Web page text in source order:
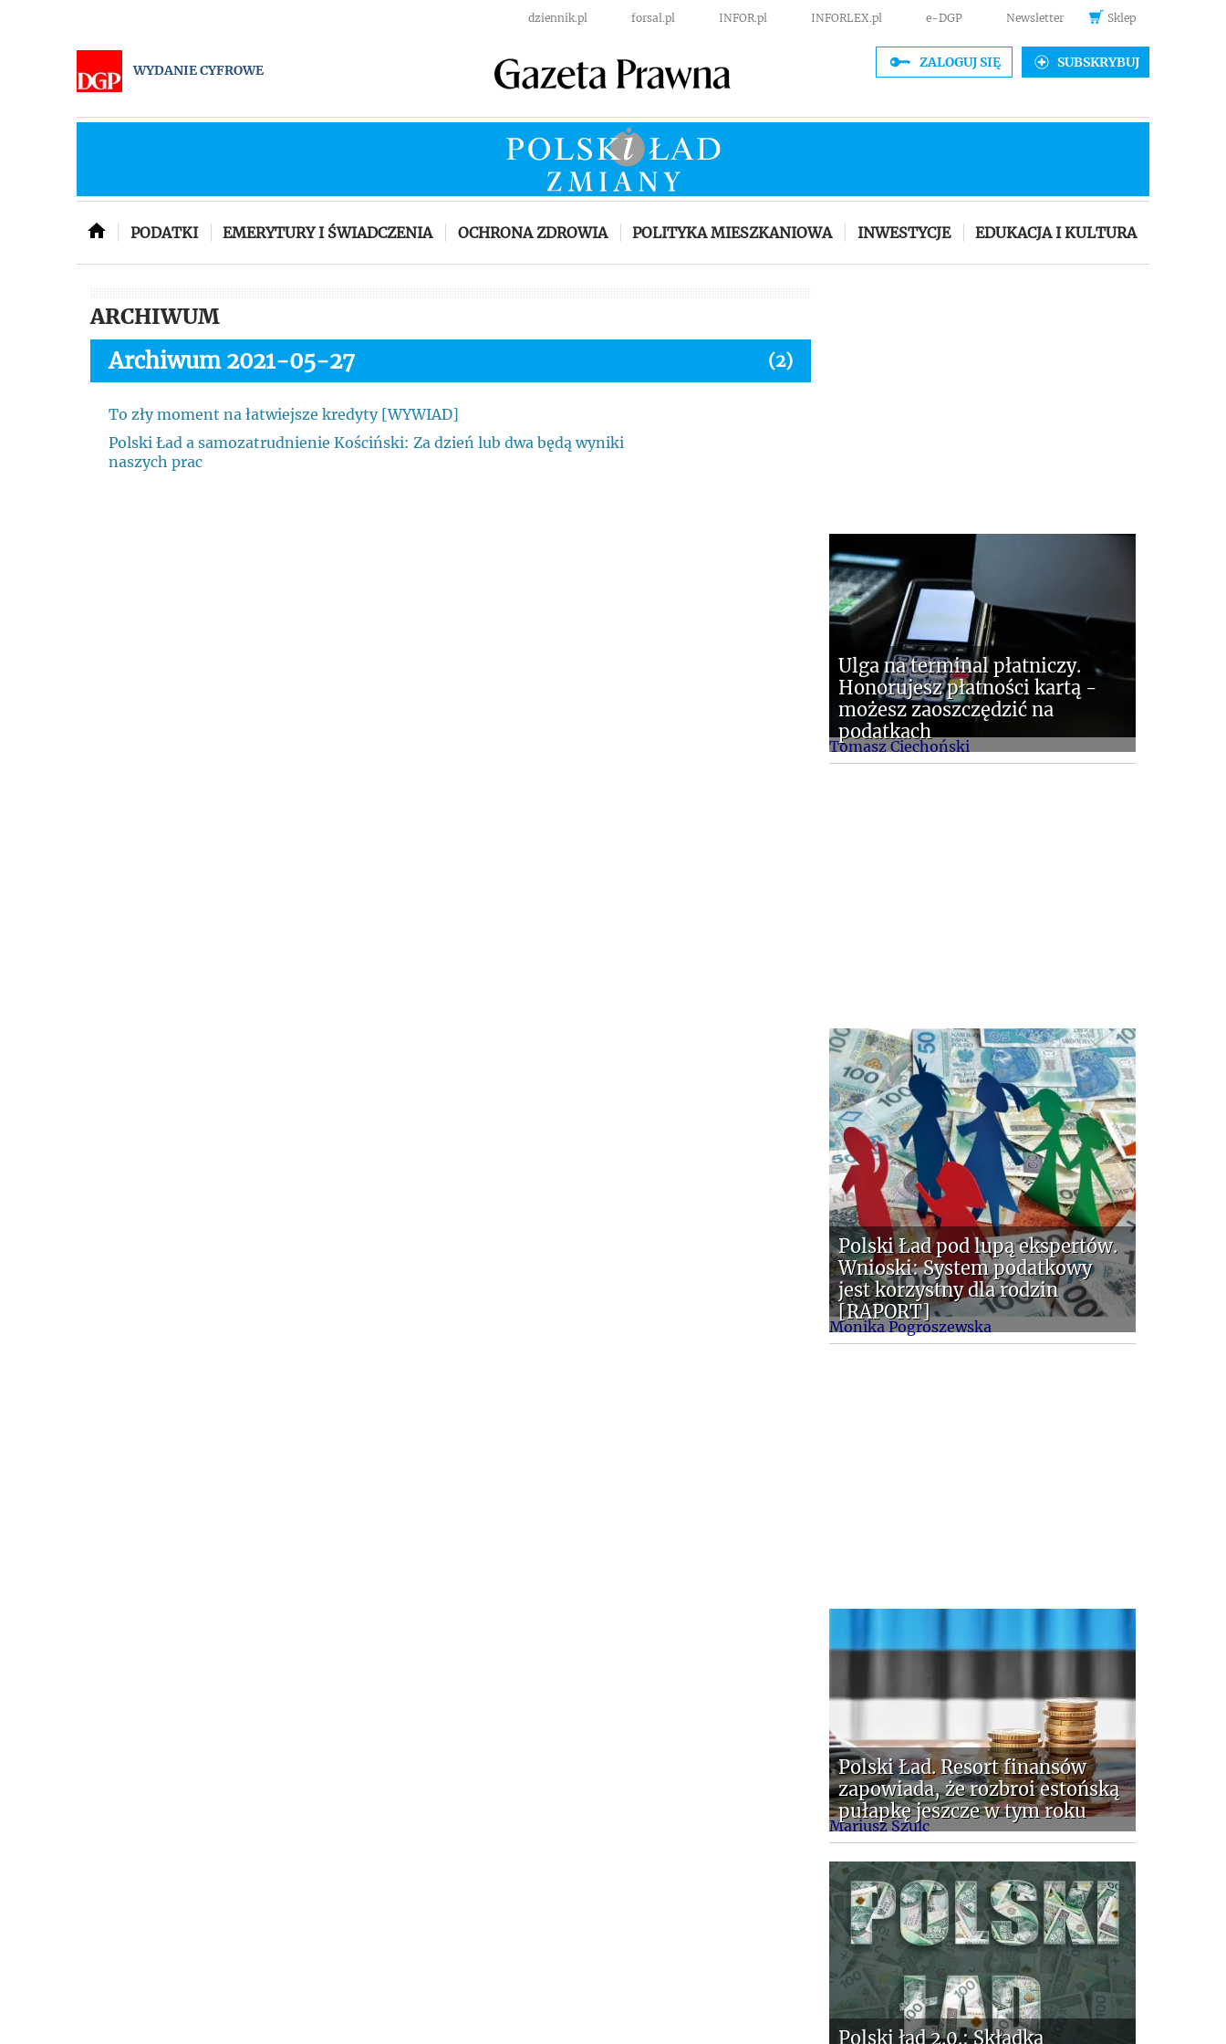
dziennik.pl forsal.pl INFOR.pl INFORLEX.pl e-DGP Newsletter Sklep
WYDANIE CYFROWE ZALOGUJ SIĘ SUBSKRYBUJ
PODATKI EMERYTURY I ŚWIADCZENIA OCHRONA ZDROWIA POLITYKA MIESZKANIOWA INWESTYCJE EDUKACJA I KULTURA
ARCHIWUM
Archiwum 2021-05-27 (2)
To zły moment na łatwiejsze kredyty [WYWIAD]
Polski Ład a samozatrudnienie Kościński: Za dzień lub dwa będą wyniki
naszych prac
Tomasz Ciechoński
Ulga na terminal płatniczy.
Honorujesz płatności kartą -
możesz zaoszczędzić na
podatkach
Monika Pogroszewska
Polski Ład pod lupą ekspertów.
Wnioski: System podatkowy
jest korzystny dla rodzin
[RAPORT]
Mariusz Szulc
Polski Ład. Resort finansów
zapowiada, że rozbroi estońską
pułapkę jeszcze w tym roku
Polski ład 2.0.: Składka